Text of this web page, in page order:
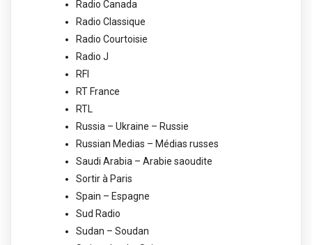
Radio Canada
Radio Classique
Radio Courtoisie
Radio J
RFI
RT France
RTL
Russia – Ukraine – Russie
Russian Medias – Médias russes
Saudi Arabia – Arabie saoudite
Sortir à Paris
Spain – Espagne
Sud Radio
Sudan – Soudan